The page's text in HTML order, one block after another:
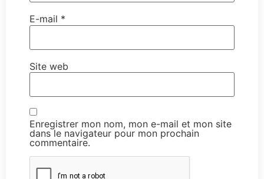
E-mail *
Site web
Enregistrer mon nom, mon e-mail et mon site
dans le navigateur pour mon prochain
commentaire.